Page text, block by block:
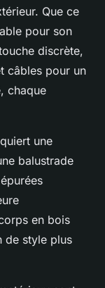
Que ce
pour son
discrète,
câbles pour un
chaque
une
balustrade
en bois
de style plus